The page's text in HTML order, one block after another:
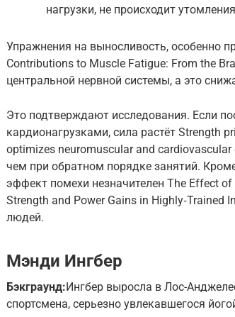
нагрузки, не происходит
Упражнения на выносливость, особенно
Contributions to Muscle Fatigue: From the
центральной нервной системы, а это
Это подтверждают исследования. Если
кардионагрузками, сила растёт Strength
optimizes neuromuscular and
чем при обратном порядке занятий.
эффект помехи незначителен The Effect
Strength and Power Gains in
людей.
Мэнди Ингбер
Бэкграунд: Ингбер выросла в Лос-
спортсмена, серьезно увлекавшегося